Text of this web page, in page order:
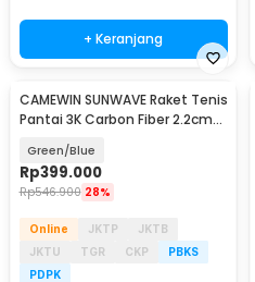
+ Keranjang
CAMEWIN SUNWAVE Raket Tenis
Pantai 3K Carbon Fiber 2.2cm
Green/Blue
Rp399.000
Rp546.900 28%
Online JKTP
JKTB
JKTU
TGR CKP
PBKS
PDPK